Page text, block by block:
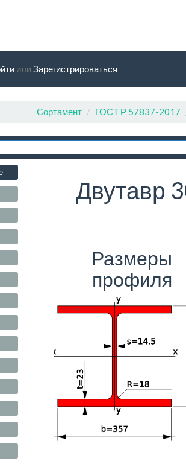
илиЗарегистрироваться
Сортамент ГОСТ Р 57837-2017
Двутавр
Размеры
профиля